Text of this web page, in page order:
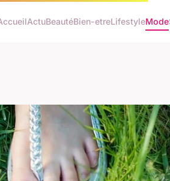
ActuBeautéBien-etreLifestyleMode